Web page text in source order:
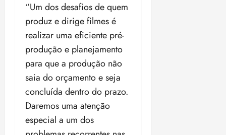
“Um dos desafios de quem
produz e dirige filmes é
realizar uma eficiente pré-
produção e planejamento
para que a produção não
saia do orçamento e seja
concluída dentro do prazo.
Daremos uma atenção
especial a um dos